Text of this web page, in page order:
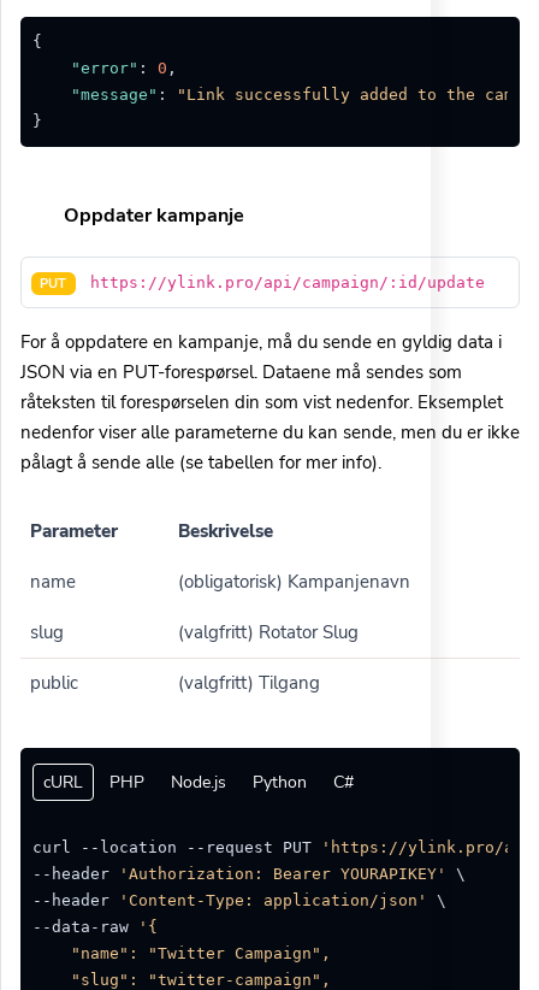
{
"error" : 0 ,
"message" :
"Link successfully added to the
}
Oppdater kampanje
PUT https://ylink.pro/api/campaign/:id/update
For å oppdatere en kampanje, må du sende en gyldig data i
JSON via en PUT-forespørsel. Dataene må sendes som
råteksten til forespørselen din som vist nedenfor. Eksemplet
nedenfor viser alle parameterne du kan sende, men du er ikke
pålagt å sende alle (se tabellen for mer info).
Parameter Beskrivelse
name (obligatorisk) Kampanjenavn
slug (valgfritt) Rotator Slug
public (valgfritt) Tilgang
cURL PHP Node.js Python C#
curl --location --request PUT
'https://ylink.pro/api/
--header
'Authorization: Bearer YOURAPIKEY'
\
--header
'Content-Type: application/json'
\
--data-raw
'{
    "name": "Twitter Campaign",
    "slug": "twitter-campaign",